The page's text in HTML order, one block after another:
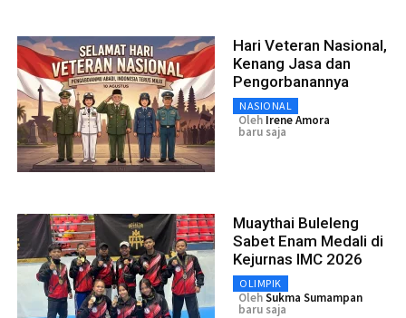
Hari Veteran Nasional,
Kenang Jasa dan
Pengorbanannya
NASIONAL
Oleh Irene Amora
baru saja
Muaythai Buleleng
Sabet Enam Medali di
Kejurnas IMC 2026
OLIMPIK
OlehSukma Sumampan
baru saja